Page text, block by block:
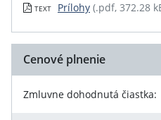
TEXT Prílohy (.pdf, 372.28
Cenové plnenie
Zmluvne dohodnutá čiastka: